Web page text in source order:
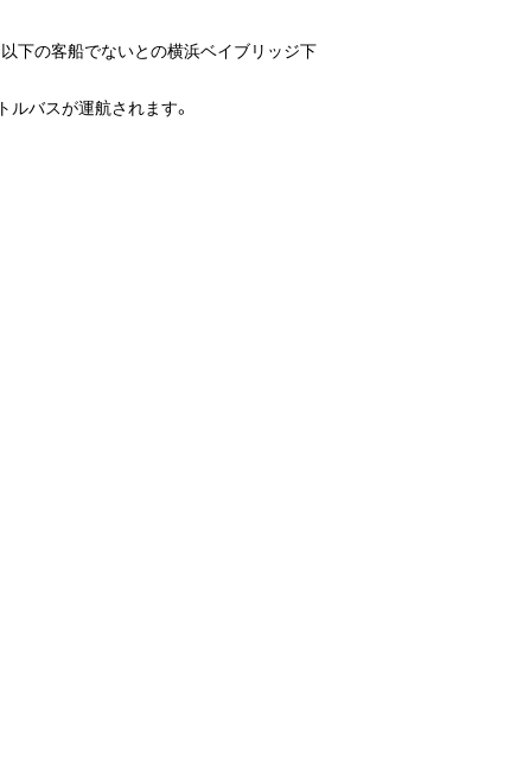
下の客船でないとの横浜ベイブリッジ下
バスが運航されます。